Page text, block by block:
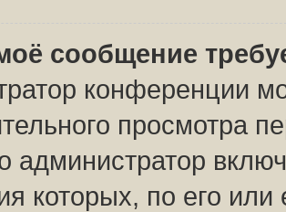
сообщение
конференции
просмотра
администратор
которых, по его